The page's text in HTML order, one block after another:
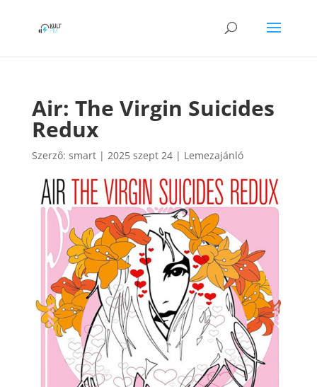
Air: The Virgin Suicides
Redux
Szerző: smart| 2025 szept 24| Lemezajánló